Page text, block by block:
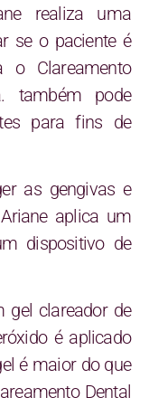
realiza uma
se o paciente é
o Clareamento
também pode
para fins de
as gengivas e
aplica um
dispositivo de
gel clareador de
é aplicado
é maior do que
Dental